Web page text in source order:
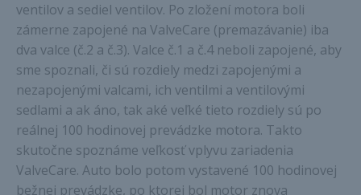
ventilov a sediel ventilov. Po zložení motora boli
zámerne zapojené na ValveCare (premazávanie) iba
dva valce (č.2 a č.3). Valce č.1 a č.4 neboli zapojené, aby
sme spoznali, či sú rozdiely medzi zapojenými a
nezapojenými valcami, ich ventilmi a ventilovými
sedlami a ak áno, tak aké veľké tieto rozdiely sú po
reálnej 100 hodinovej prevádzke motora. Takto
skutočne spoznáme veľkosť vplyvu zariadenia
ValveCare. Auto bolo potom vystavené 100 hodinovej
bežnej prevádzke, po ktorej bol motor znova